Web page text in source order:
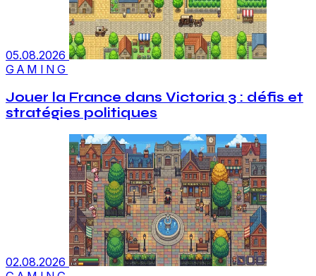
05.08.2026
GAMING
Jouer la France dans Victoria 3 : défis et
stratégies politiques
02.08.2026